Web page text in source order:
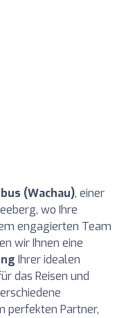
(Wachau), einer
wo Ihre
engagierten Team
wir Ihnen eine
Ihrer idealen
das Reisen und
perfekten Partner,